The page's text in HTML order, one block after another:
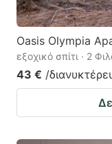
Oasis Olympia
εξοχικό σπίτι · 2
43 € /